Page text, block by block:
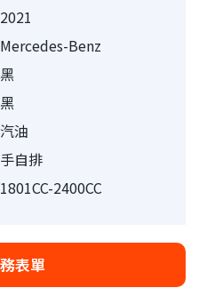
2021
Mercedes-Benz
黑
黑
汽油
手自排
1801CC-2400CC
表單